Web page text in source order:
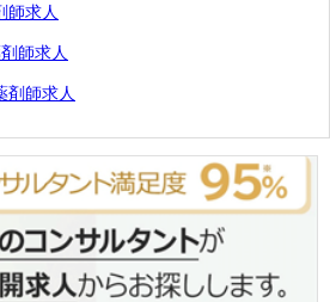
師求人
師求人
剤師求人